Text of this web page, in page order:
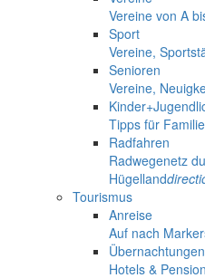
Vereine von A
Sport
Vereine,
Senioren
Vereine,
Tipps für
Radfahren
Radwegenetz
Hügelland
Tourismus
Anreise
Auf nach
Übernachtungen
Hotels &